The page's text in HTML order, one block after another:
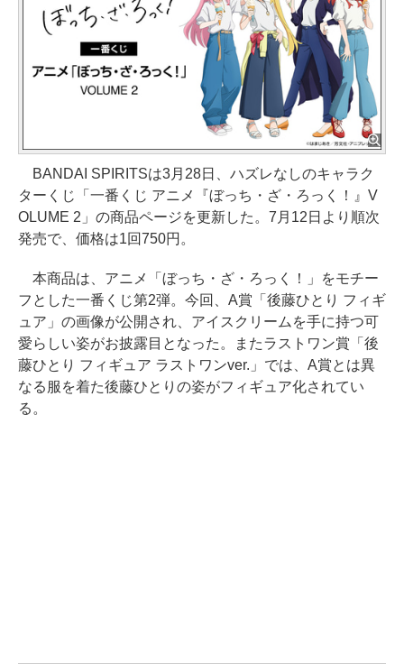
BANDAI SPIRITSは3月28日、ハズレなしのキャラク
ターくじ「一番くじ アニメ『ぼっち・ざ・ろっく！』V
OLUME 2」の商品ページを更新した。7月12日より順次
発売で、価格は1回750円。
本商品は、アニメ「ぼっち・ざ・ろっく！」をモチー
フとした一番くじ第2弾。今回、A賞「後藤ひとり フィギ
ュア」の画像が公開され、アイスクリームを手に持つ可
愛らしい姿がお披露目となった。またラストワン賞「後
藤ひとり フィギュア ラストワンver.」では、A賞とは異
なる服を着た後藤ひとりの姿がフィギュア化されてい
る。